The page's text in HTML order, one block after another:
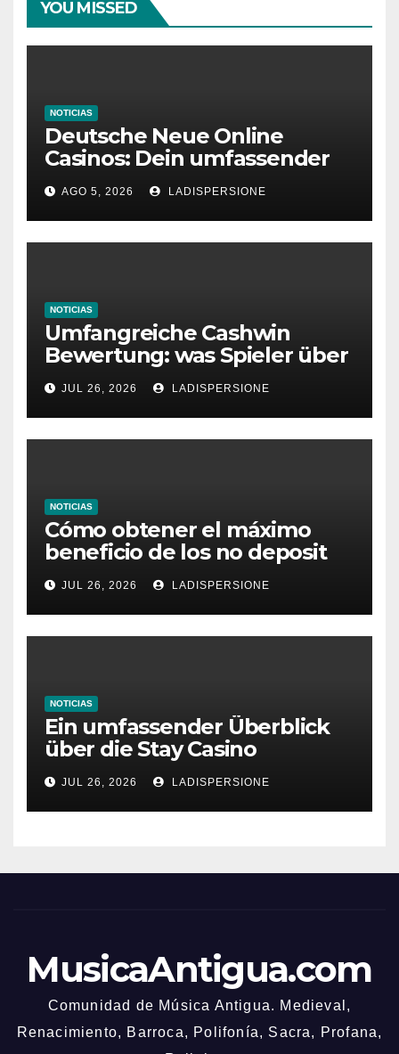
YOU MISSED
NOTICIAS
Deutsche Neue Online
Casinos: Dein umfassender
Ratgeber für moderne
Glücksspielplattformen
AGO 5, 2026 LADISPERSIONE
NOTICIAS
Umfangreiche Cashwin
Bewertung: was Spieler über
dieses Casino denken
JUL 26, 2026 LADISPERSIONE
NOTICIAS
Cómo obtener el máximo
beneficio de los no deposit
bonus codes de roby casino
JUL 26, 2026 LADISPERSIONE
NOTICIAS
Ein umfassender Überblick
über die Stay Casino
Bonusbedingungen
JUL 26, 2026 LADISPERSIONE
MusicaAntigua.com
Comunidad de Música Antigua. Medieval,
Renacimiento, Barroca, Polifonía, Sacra, Profana,